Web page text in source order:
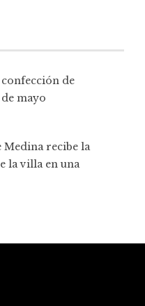
de
mayo
Medina recibe la
la villa en una